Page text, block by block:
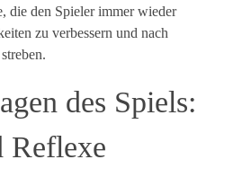
die den Spieler immer wieder
zu verbessern und nach
des Spiels:
Reflexe